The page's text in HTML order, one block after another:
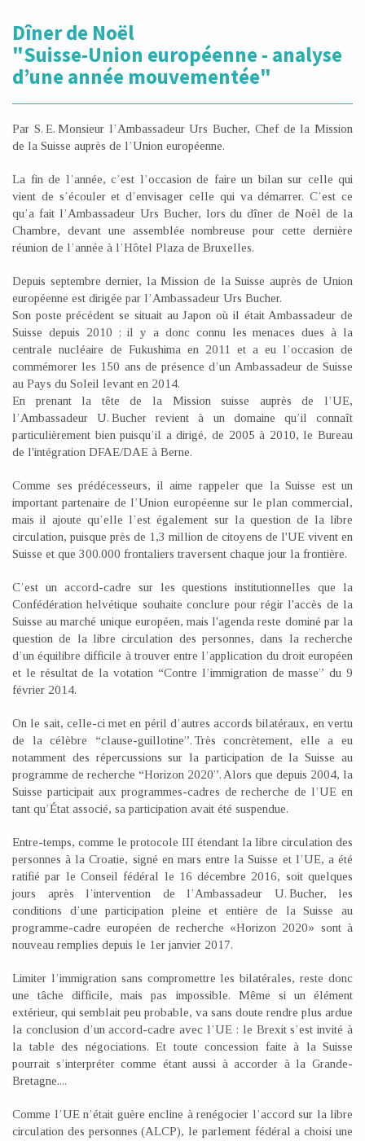
Dîner de Noël
"Suisse-Union européenne - analyse
d’une année mouvementée"
Par S. E. Monsieur l’Ambassadeur Urs Bucher, Chef de la Mission
de la Suisse auprès de l’Union européenne.
La fin de l’année, c’est l’occasion de faire un bilan sur celle qui
vient de s’écouler et d’envisager celle qui va démarrer. C’est ce
qu’a fait l’Ambassadeur Urs Bucher, lors du dîner de Noël de la
Chambre, devant une assemblée nombreuse pour cette dernière
réunion de l’année à l’Hôtel Plaza de Bruxelles.
Depuis septembre dernier, la Mission de la Suisse auprès de Union
européenne est dirigée par l’Ambassadeur Urs Bucher.
Son poste précédent se situait au Japon où il était Ambassadeur de
Suisse depuis 2010 ; il y a donc connu les menaces dues à la
centrale nucléaire de Fukushima en 2011 et a eu l’occasion de
commémorer les 150 ans de présence d’un Ambassadeur de Suisse
au Pays du Soleil levant en 2014.
En prenant la tête de la Mission suisse auprès de l’UE,
l’Ambassadeur U. Bucher revient à un domaine qu’il connaît
particulièrement bien puisqu’il a dirigé, de 2005 à 2010, le Bureau
de l'intégration DFAE/DAE à Berne.
Comme ses prédécesseurs, il aime rappeler que la Suisse est un
important partenaire de l’Union européenne sur le plan commercial,
mais il ajoute qu’elle l’est également sur la question de la libre
circulation, puisque près de 1,3 million de citoyens de l'UE vivent en
Suisse et que 300.000 frontaliers traversent chaque jour la frontière.
C’est un accord-cadre sur les questions institutionnelles que la
Confédération helvétique souhaite conclure pour régir l'accès de la
Suisse au marché unique européen, mais l'agenda reste dominé par la
question de la libre circulation des personnes, dans la recherche
d’un équilibre difficile à trouver entre l’application du droit européen
et le résultat de la votation “Contre l’immigration de masse” du 9
février 2014.
On le sait, celle-ci met en péril d’autres accords bilatéraux, en vertu
de la célèbre “clause-guillotine”. Très concrètement, elle a eu
notamment des répercussions sur la participation de la Suisse au
programme de recherche “Horizon 2020”. Alors que depuis 2004, la
Suisse participait aux programmes-cadres de recherche de l’UE en
tant qu’État associé, sa participation avait été suspendue.
Entre-temps, comme le protocole III étendant la libre circulation des
personnes à la Croatie, signé en mars entre la Suisse et l’UE, a été
ratifié par le Conseil fédéral le 16 décembre 2016, soit quelques
jours après l’intervention de l’Ambassadeur U. Bucher, les
conditions d’une participation pleine et entière de la Suisse au
programme-cadre européen de recherche «Horizon 2020» sont à
nouveau remplies depuis le 1er janvier 2017.
Limiter l’immigration sans compromettre les bilatérales, reste donc
une tâche difficile, mais pas impossible. Même si un élément
extérieur, qui semblait peu probable, va sans doute rendre plus ardue
la conclusion d’un accord-cadre avec l’UE : le Brexit s’est invité à
la table des négociations. Et toute concession faite à la Suisse
pourrait s’interpréter comme étant aussi à accorder à la Grande-
Bretagne....
Comme l’UE n’était guère encline à renégocier l’accord sur la libre
circulation des personnes (ALCP), le parlement fédéral a choisi une